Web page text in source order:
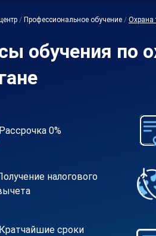
/ Профессиональное обучение / Охрана
обучения по
Рассрочка 0%
налогового
Кратчайшие сроки